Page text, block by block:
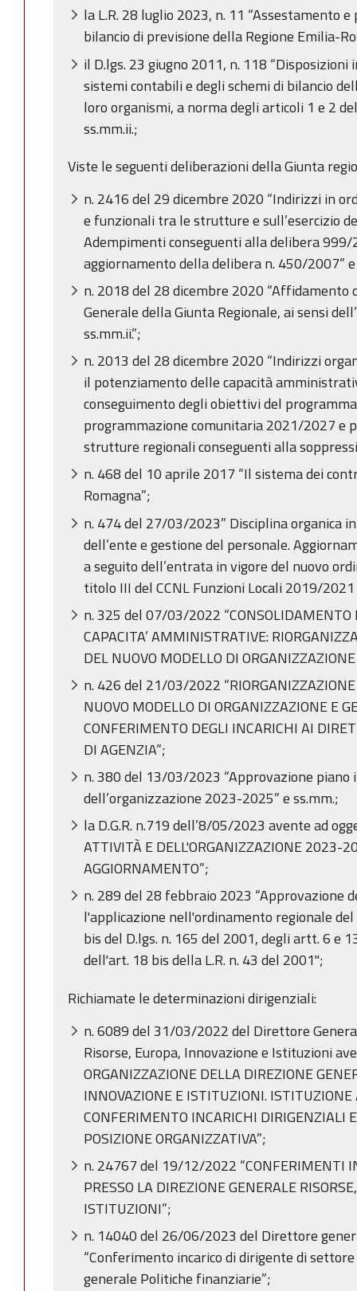
la L.R. 28 luglio 2023, n. 11 “Assestamento
bilancio di previsione della Regione Emilia-
il D.lgs. 23 giugno 2011, n. 118
sistemi contabili e degli schemi di bilancio
loro organismi, a norma degli articoli 1 e 2
ss.mm.ii.;
Viste le seguenti deliberazioni della Giunta
n. 2416 del 29 dicembre 2020 “Indirizzi in
e funzionali tra le strutture e sull’esercizio
Adempimenti conseguenti alla delibera 999/
aggiornamento della delibera n. 450/2007”
n. 2018 del 28 dicembre 2020
Generale della Giunta Regionale, ai sensi
ss.mm.ii.”;
n. 2013 del 28 dicembre 2020 “Indirizzi
il potenziamento delle capacità
conseguimento degli obiettivi del
programmazione comunitaria 2021/2027 e
strutture regionali conseguenti alla
n. 468 del 10 aprile 2017 “Il sistema dei
Romagna”;
n. 474 del 27/03/2023” Disciplina organica
dell’ente e gestione del personale.
a seguito dell’entrata in vigore del nuovo
titolo III del CCNL Funzioni Locali 2019/
n. 325 del 07/03/2022 “CONSOLIDAMENTO
CAPACITA’ AMMINISTRATIVE:
DEL NUOVO MODELLO DI
n. 426 del 21/03/2022 “RIORGANIZZAZIONE
NUOVO MODELLO DI ORGANIZZAZIONE E
CONFERIMENTO DEGLI INCARICHI AI
DI AGENZIA”;
n. 380 del 13/03/2023 “Approvazione
dell’organizzazione 2023-2025” e ss.mm.;
la D.G.R. n.719 dell’8/05/2023 avente ad
ATTIVITÀ E DELL'ORGANIZZAZIONE 2023-
AGGIORNAMENTO”;
n. 289 del 28 febbraio 2023 “Approvazione
l'applicazione nell'ordinamento regionale
bis del D.lgs. n. 165 del 2001, degli artt. 6 e
dell'art. 18 bis della L.R. n. 43 del 2001";
Richiamate le determinazioni dirigenziali:
n. 6089 del 31/03/2022 del Direttore
Risorse, Europa, Innovazione e Istituzioni
ORGANIZZAZIONE DELLA DIREZIONE
INNOVAZIONE E ISTITUZIONI. ISTITUZIONE
CONFERIMENTO INCARICHI DIRIGENZIALI
POSIZIONE ORGANIZZATIVA”;
n. 24767 del 19/12/2022 “CONFERIMENTI
PRESSO LA DIREZIONE GENERALE
ISTITUZIONI”;
n. 14040 del 26/06/2023 del Direttore
“Conferimento incarico di dirigente di
generale Politiche finanziarie”;